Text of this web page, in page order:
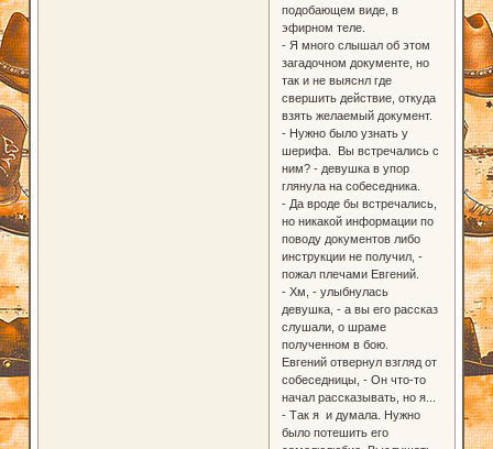
подобающем виде, в
эфирном теле.
- Я много слышал об этом
загадочном документе, но
так и не выяснл где
свершить действие, откуда
взять желаемый документ.
- Нужно было узнать у
шерифа. Вы встречались с
ним? - девушка в упор
глянула на собеседника.
- Да вроде бы встречались,
но никакой информации по
поводу документов либо
инструкции не получил, -
пожал плечами Евгений.
- Хм, - улыбнулась
девушка, - а вы его рассказ
слушали, о шраме
полученном в бою.
Евгений отвернул взгляд от
собеседницы, - Он что-то
начал рассказывать, но я...
- Так я и думала. Нужно
было потешить его